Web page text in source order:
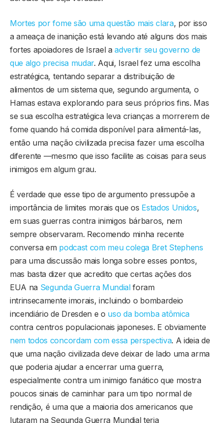
Mortes por fome são uma questão mais clara, por isso
a ameaça de inanição está levando até alguns dos mais
fortes apoiadores de Israel aadvertir seu governo de
que algo precisa mudar. Aqui, Israel fez uma escolha
estratégica, tentando separar a distribuição de
alimentos de um sistema que, segundo argumenta, o
Hamas estava explorando para seus próprios fins. Mas
se sua escolha estratégica leva crianças a morrerem de
fome quando há comida disponível para alimentá-las,
então uma nação civilizada precisa fazer uma escolha
diferente —mesmo que isso facilite as coisas para seus
inimigos em algum grau.
É verdade que esse tipo de argumento pressupõe a
importância de limites morais que os Estados Unidos,
em suas guerras contra inimigos bárbaros, nem
sempre observaram. Recomendo minha recente
conversa em podcast com meu colega Bret Stephens
para uma discussão mais longa sobre esses pontos,
mas basta dizer que acredito que certas ações dos
EUA na Segunda Guerra Mundialforam
intrinsecamente imorais, incluindo o bombardeio
incendiário de Dresden e o uso da bomba atômica
contra centros populacionais japoneses. E obviamente
nem todos concordam com essa perspectiva. A ideia de
que uma nação civilizada deve deixar de lado uma arma
que poderia ajudar a encerrar uma guerra,
especialmente contra um inimigo fanático que mostra
poucos sinais de caminhar para um tipo normal de
rendição, é uma que a maioria dos americanos que
lutaram na Segunda Guerra Mundial teria